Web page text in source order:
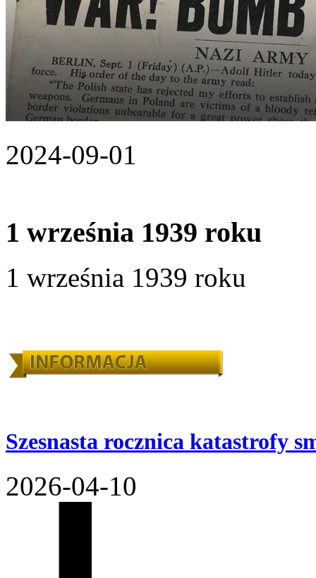
2024-09-01
1 września 1939 roku
1 września 1939 roku
Szesnasta rocznica katastrofy
2026-04-10